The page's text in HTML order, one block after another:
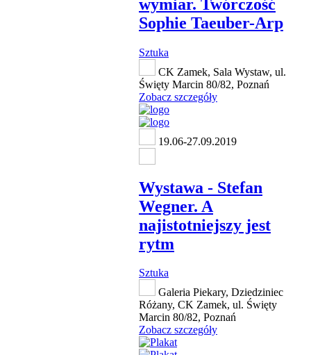
wymiar. Twórczość
Sophie Taeuber-Arp
Sztuka
CK Zamek, Sala Wystaw, ul.
Święty Marcin 80/82, Poznań
Zobacz szczegóły
19.06-27.09.2019
Wystawa - Stefan
Wegner. A
najistotniejszy jest
rytm
Sztuka
Galeria Piekary, Dziedziniec
Różany, CK Zamek, ul. Święty
Marcin 80/82, Poznań
Zobacz szczegóły